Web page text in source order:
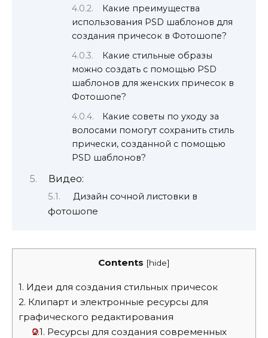
Какие преимущества
использования PSD шаблонов для
создания причесок в Фотошопе?
Какие стильные образы
можно создать с помощью PSD
шаблонов для женских причесок в
Фотошопе?
Какие советы по уходу за
волосами помогут сохранить стиль
прически, созданной с помощью
PSD шаблонов?
Видео:
Дизайн сочной листовки в
фотошопе
Contents [hide]
1. Идеи для создания стильных причесок
2. Клипарт и электронные ресурсы для
графического редактирования
2.1. Ресурсы для создания современных